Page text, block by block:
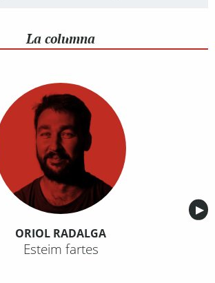
La columna
▶︎
ORIOL RADALGA
Esteim fartes